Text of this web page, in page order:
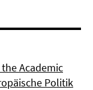
Academic
Politik